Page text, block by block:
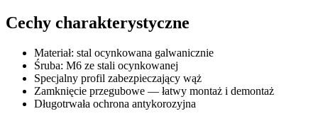
Cechy charakterystyczne
Materiał: stal ocynkowana galwanicznie
Śruba: M6 ze stali ocynkowanej
Specjalny profil zabezpieczający wąż
Zamknięcie przegubowe — łatwy montaż i demontaż
Długotrwała ochrona antykorozyjna